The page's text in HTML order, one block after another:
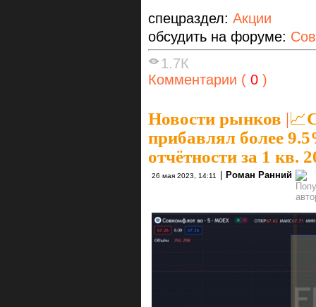
спецраздел: Акции
обсудить на форуме:
1.7К
Комментарии ( 0 )
Новости рынков |
прибавлял более
отчётности за 1 кв.
26 мая 2023, 14:11 Роман Ранний